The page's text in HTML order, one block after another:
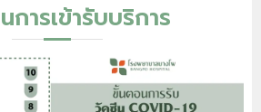
ารเข้ารับบริการ